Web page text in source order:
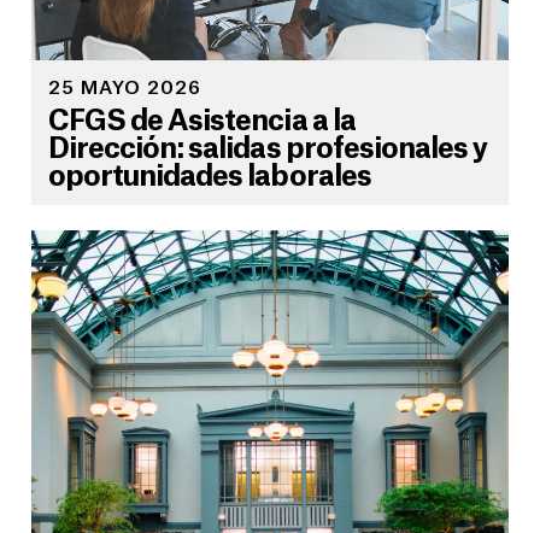
25 MAYO 2026
CFGS de Asistencia a la
Dirección: salidas profesionales y
oportunidades laborales